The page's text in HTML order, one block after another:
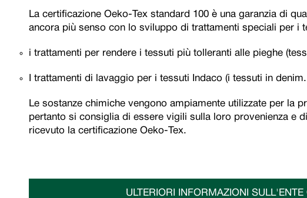
La certificazione Oeko-Tex standard 100 è una garanzia di
ancora più senso con lo sviluppo di trattamenti speciali per i
i trattamenti per rendere i tessuti più tolleranti alle pieghe
I trattamenti di lavaggio per i tessuti Indaco (i tessuti in
Le sostanze chimiche vengono ampiamente utilizzate per la
pertanto si consiglia di essere vigili sulla loro provenienza e
ricevuto la certificazione Oeko-Tex.
ULTERIORI INFORMAZIONI SULL'ENTE